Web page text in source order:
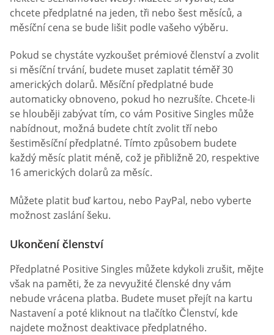
chcete předplatné na jeden, tři nebo šest měsíců, a
měsíční cena se bude lišit podle vašeho výběru.
Pokud se chystáte vyzkoušet prémiové členství a zvolit
si měsíční trvání, budete muset zaplatit téměř 30
amerických dolarů. Měsíční předplatné bude
automaticky obnoveno, pokud ho nezrušíte. Chcete-li
se hlouběji zabývat tím, co vám Positive Singles může
nabídnout, možná budete chtít zvolit tří nebo
šestiměsíční předplatné. Tímto způsobem budete
každý měsíc platit méně, což je přibližně 20, respektive
16 amerických dolarů za měsíc.
Můžete platit buď kartou, nebo PayPal, nebo vyberte
možnost zaslání šeku.
Ukončení členství
Předplatné Positive Singles můžete kdykoli zrušit, mějte
však na paměti, že za nevyužité členské dny vám
nebude vrácena platba. Budete muset přejít na kartu
Nastavení a poté kliknout na tlačítko Členství, kde
najdete možnost deaktivace předplatného.